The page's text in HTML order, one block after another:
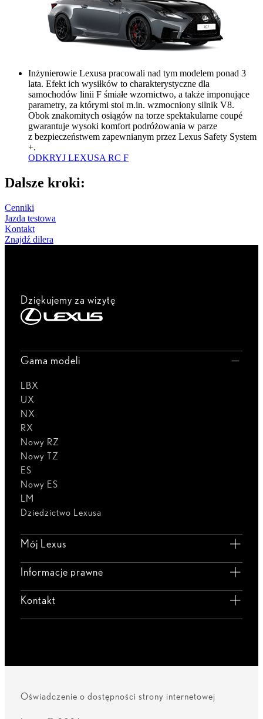
Inżynierowie Lexusa pracowali nad tym modelem ponad 3
lata. Efekt ich wysiłków to charakterystyczne dla
samochodów linii F śmiałe wzornictwo, a także imponujące
parametry, za którymi stoi m.in. wzmocniony silnik V8.
Obok znakomitych osiągów na torze spektakularne coupé
gwarantuje wysoki komfort podróżowania w parze
z bezpieczeństwem zapewnianym przez Lexus Safety System
+.
ODKRYJ LEXUSA RC F
Dalsze kroki:
Cenniki
Jazda testowa
Kontakt
Znajdź dilera
Dziękujemy za wizytę
Gama modeli
LBX
UX
NX
RX
Nowy RZ
Nowy TZ
ES
Nowy ES
LM
Dziedzictwo Lexusa
Mój Lexus
Informacje prawne
Kontakt
Oświadczenie o dostępności strony internetowej